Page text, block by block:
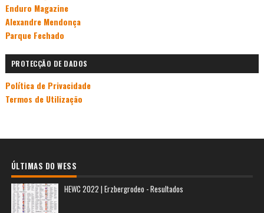
Enduro Magazine
Alexandre Mendonça
Parque Fechado
PROTECÇÃO DE DADOS
Política de Privacidade
Termos de Utilização
ÚLTIMAS DO WESS
HEWC 2022 | Erzbergrodeo - Resultados